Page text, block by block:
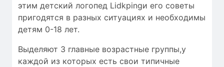
этим детский логопед Lidkpingи его советы
пригодятся в разных ситуациях и необходимы
детям 0-18 лет.
Выделяют 3 главные возрастные группы,у
каждой из которых есть свои типичные